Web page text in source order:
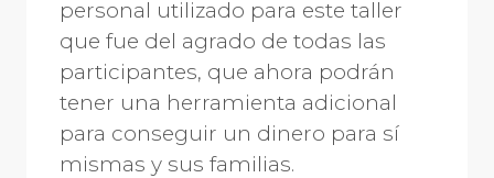
personal utilizado para este taller
que fue del agrado de todas las
participantes, que ahora podrán
tener una herramienta adicional
para conseguir un dinero para sí
mismas y sus familias.